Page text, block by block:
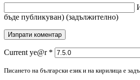
бъде публикуван) (задължително)
Current ye@r *
Писането на български език и на кирилица е